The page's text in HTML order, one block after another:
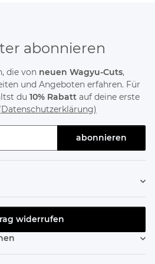
abonnieren
die von neuen Wagyu-Cuts,
und Angeboten erfahren. Für
du 10% Rabatt auf deine erste
abonnieren
widerrufen